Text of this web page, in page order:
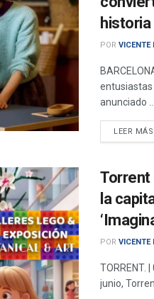
historia
POR VICENTE
entusiastas
anunciado ...
LEER MÁS
Torrent
la
POR VICENTE
TORRENT.
junio,